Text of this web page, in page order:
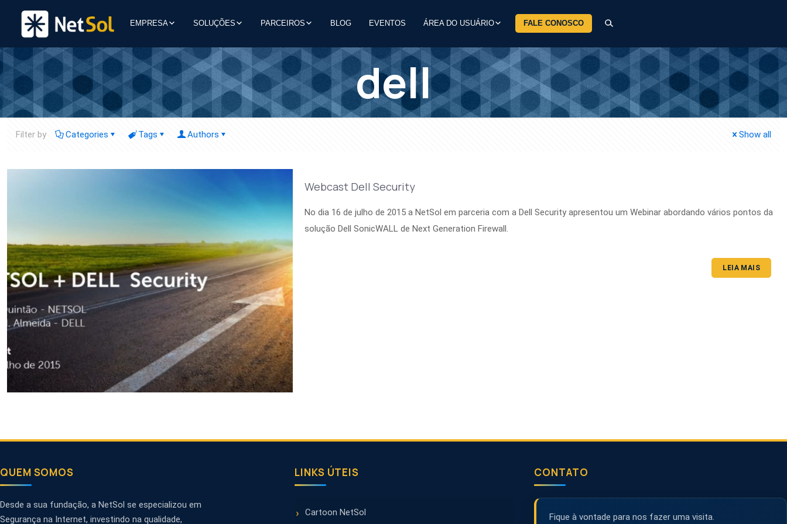
EMPRESA SOLUÇÕES PARCEIROS BLOG EVENTOS ÁREA DO USUÁRIO FALE CONOSCO
dell
Filter by Categories Tags Authors Show all
Webcast Dell Security
No dia 16 de julho de 2015 a NetSol em parceria com a Dell Security apresentou um Webinar abordando vários pontos da
solução Dell SonicWALL de Next Generation Firewall.
LEIA MAIS
QUEM SOMOS
Desde a sua fundação, a NetSol se especializou em
Segurança na Internet, investindo na qualidade,
LINKS ÚTEIS
Cartoon NetSol
CONTATO
Fique à vontade para nos fazer uma visita.